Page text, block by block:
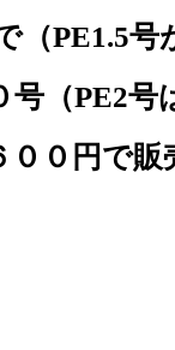
PE1.5号
（PE2号
０円で販